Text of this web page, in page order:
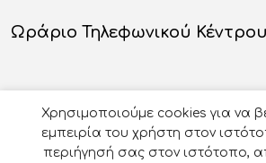
Ωράριο Τηλεφωνικού Κέντρου
Χρησιμοποιούμε cookies για να
εμπειρία του χρήστη στον
περιήγησή σας στον ιστότοπο,